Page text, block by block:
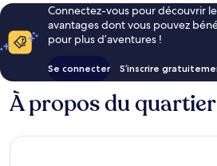
Connectez-vous pour découvrir
avantages dont vous pouvez
pour plus d’aventures !
Se connecter S’inscrire
À propos du quartier